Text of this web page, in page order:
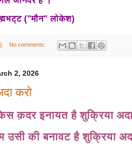
("मौन" लोकेश)
No comments:
2, 2026
करो
क़दर इनायत है शुक्रिया
उसी की बनावट है शुक्रिया